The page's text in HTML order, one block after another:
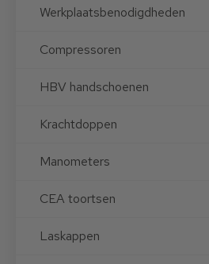
Werkplaatsbenodigdheden
Compressoren
HBV handschoenen
Krachtdoppen
Manometers
CEA toortsen
Laskappen